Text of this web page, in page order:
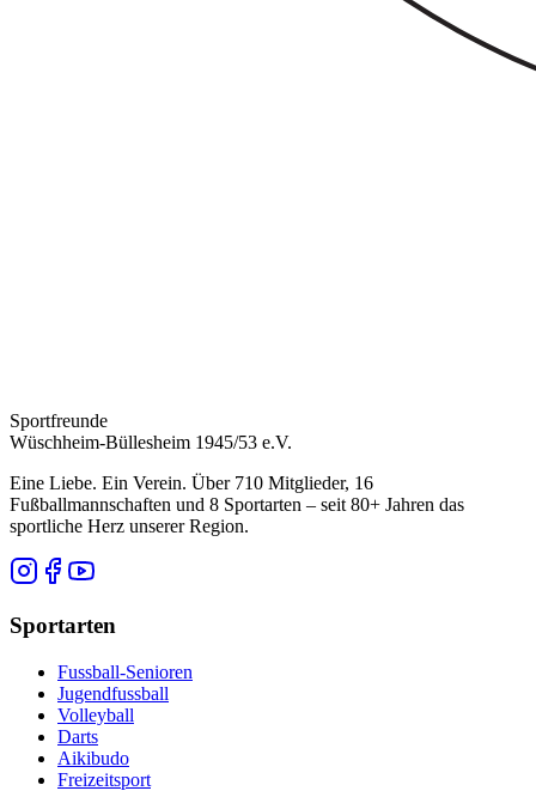
Sportfreunde
Wüschheim-Büllesheim 1945/53 e.V.
Eine Liebe. Ein Verein. Über 710 Mitglieder, 16
Fußballmannschaften und 8 Sportarten – seit 80+ Jahren das
sportliche Herz unserer Region.
Sportarten
Fussball-Senioren
Jugendfussball
Volleyball
Darts
Aikibudo
Freizeitsport